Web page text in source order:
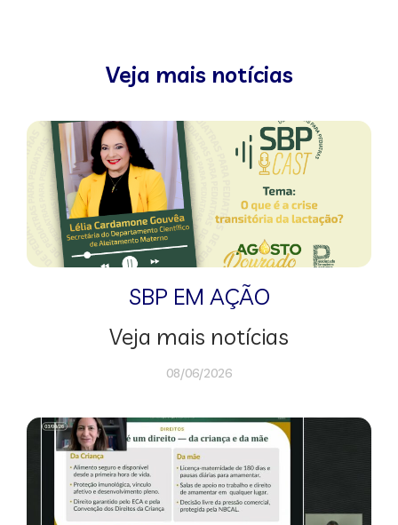
Veja mais notícias
SBP EM AÇÃO
Veja mais notícias
08/06/2026